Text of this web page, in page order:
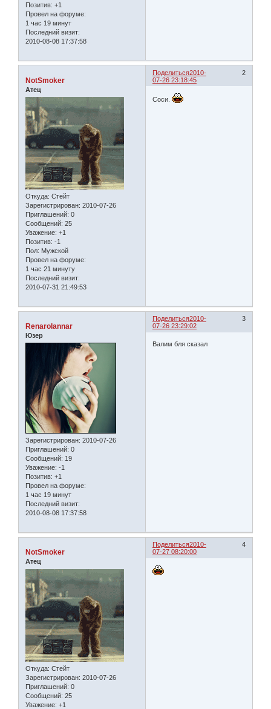
Позитив: +1
Провел на форуме:
1 час 19 минут
Последний визит:
2010-08-08 17:37:58
Поделиться 2
2010-
07-26 23:18:45
NotSmoker
Атец
Откуда: Стейт
Зарегистрирован: 2010-07-26
Приглашений: 0
Сообщений: 25
Уважение: +1
Позитив: -1
Пол: Мужской
Провел на форуме:
1 час 21 минуту
Последний визит:
2010-07-31 21:49:53
Соси.
Поделиться 3
2010-
07-26 23:29:02
Renarolannar
Юзер
Зарегистрирован: 2010-07-26
Приглашений: 0
Сообщений: 19
Уважение: -1
Позитив: +1
Провел на форуме:
1 час 19 минут
Последний визит:
2010-08-08 17:37:58
Валим бля сказал
Поделиться 4
2010-
07-27 08:20:00
NotSmoker
Атец
Откуда: Стейт
Зарегистрирован: 2010-07-26
Приглашений: 0
Сообщений: 25
Уважение: +1